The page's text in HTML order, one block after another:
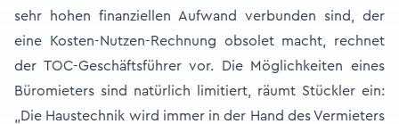
sehr hohen finanziellen Aufwand verbunden sind, der
eine Kosten-Nutzen-Rechnung obsolet macht, rechnet
der TOC-Geschäftsführer vor. Die Möglichkeiten eines
Büromieters sind natürlich limitiert, räumt Stückler ein:
„Die Haustechnik wird immer in der Hand des Vermieters